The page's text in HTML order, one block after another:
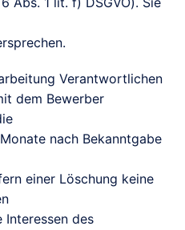
Verantwortlichen
dem Bewerber
nach Bekanntgabe
einer Löschung keine
des